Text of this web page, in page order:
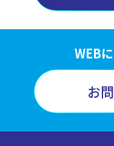
WEB
お